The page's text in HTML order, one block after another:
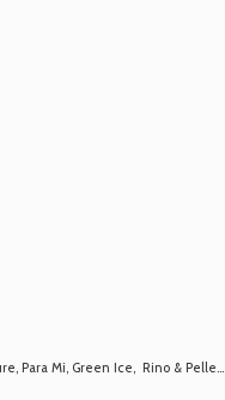
Para Mi, Green Ice, Rino & Pelle...